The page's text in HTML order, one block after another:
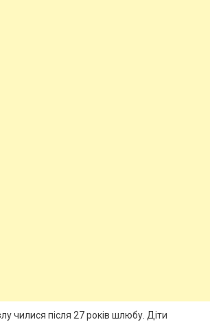
чилися після 27 років шлюбу. Діти